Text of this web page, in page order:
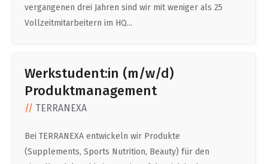
vergangenen drei Jahren sind wir mit weniger als 25
Vollzeitmitarbeitern im HQ...
Werkstudent:in (m/w/d)
Produktmanagement
TERRANEXA
Bei TERRANEXA entwickeln wir Produkte
(Supplements, Sports Nutrition, Beauty) für den